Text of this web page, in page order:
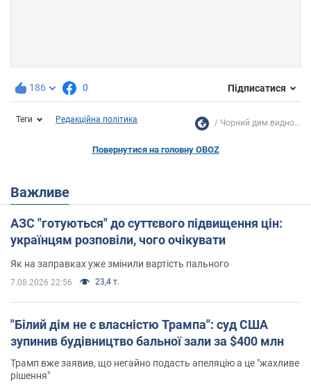
186 0 Підписатися
Теги Редакційна політика Чорний дим видно...
Повернутися на головну OBOZ
Важливе
АЗС "готуються" до суттєвого підвищення цін:
українцям розповіли, чого очікувати
Як на заправках уже змінили вартість пального
7.08.2026 22:56 23,4 т.
"Білий дім не є власністю Трампа": суд США
зупинив будівництво бальної зали за $400 млн
Трамп вже заявив, що негайно подасть апеляцію а це "жахливе
рішення"